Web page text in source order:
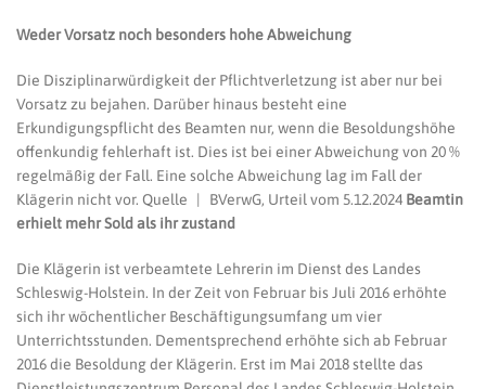
Weder Vorsatz noch besonders hohe Abweichung
Die Disziplinarwürdigkeit der Pflichtverletzung ist aber nur bei
Vorsatz zu bejahen. Darüber hinaus besteht eine
Erkundigungspflicht des Beamten nur, wenn die Besoldungshöhe
offenkundig fehlerhaft ist. Dies ist bei einer Abweichung von 20 %
regelmäßig der Fall. Eine solche Abweichung lag im Fall der
Klägerin nicht vor. Quelle | BVerwG, Urteil vom 5.12.2024 Beamtin
erhielt mehr Sold als ihr zustand
Die Klägerin ist verbeamtete Lehrerin im Dienst des Landes
Schleswig-Holstein. In der Zeit von Februar bis Juli 2016 erhöhte
sich ihr wöchentlicher Beschäftigungsumfang um vier
Unterrichtsstunden. Dementsprechend erhöhte sich ab Februar
2016 die Besoldung der Klägerin. Erst im Mai 2018 stellte das